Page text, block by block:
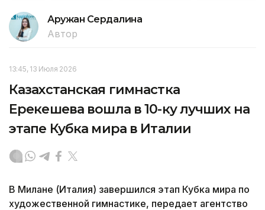
Аружан Сердалина
Автор
13:45, 13 Июля 2026
Казахстанская гимнастка
Ерекешева вошла в 10-ку лучших на
этапе Кубка мира в Италии
В Милане (Италия) завершился этап Кубка мира по
художественной гимнастике, передает агентство